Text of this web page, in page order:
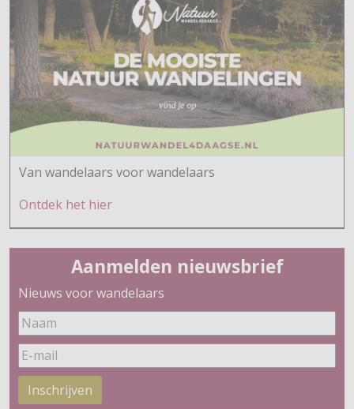
Van wandelaars voor wandelaars
Ontdek het hier
Aanmelden nieuwsbrief
Nieuws voor wandelaars
Inschrijven